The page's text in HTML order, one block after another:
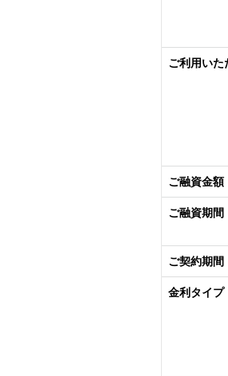
ご利用いた
ご融資金額
ご融資期間
ご契約期間
金利タイプ